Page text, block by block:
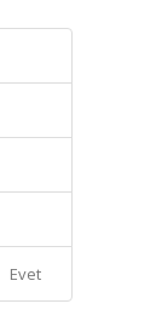
Evet